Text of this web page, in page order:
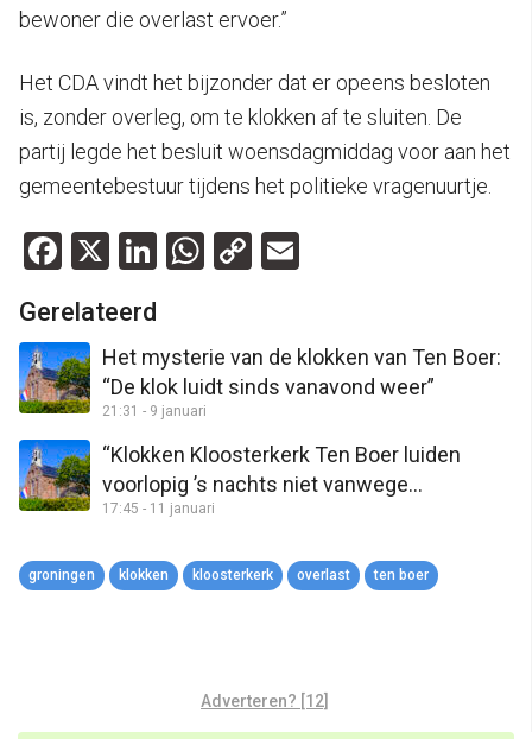
bewoner die overlast ervoer.”
Het CDA vindt het bijzonder dat er opeens besloten
is, zonder overleg, om te klokken af te sluiten. De
partij legde het besluit woensdagmiddag voor aan het
gemeentebestuur tijdens het politieke vragenuurtje.
Facebook
X LinkedIn
WhatsApp
Copy
Gerelateerd
Het mysterie van de klokken van Ten Boer:
“De klok luidt sinds vanavond weer”
21:31 - 9 januari
“Klokken Kloosterkerk Ten Boer luiden
voorlopig ’s nachts niet vanwege
overschrijden geluidsnorm”
17:45 - 11 januari
groningen klokken kloosterkerk overlast ten boer
Adverteren? [12]